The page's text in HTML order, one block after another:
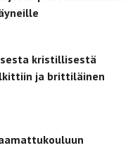
kristillisestä
ja brittiläinen